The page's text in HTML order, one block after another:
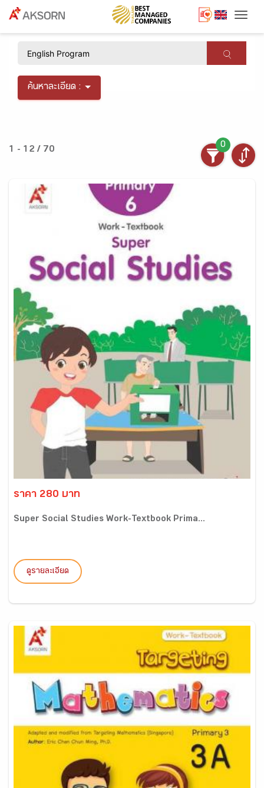
ค้นหาละเอียด :
1 - 12 / 70
0
ราคา 280 บาท
Super Social Studies Work-Textbook Prima...
ดูรายละเอียด